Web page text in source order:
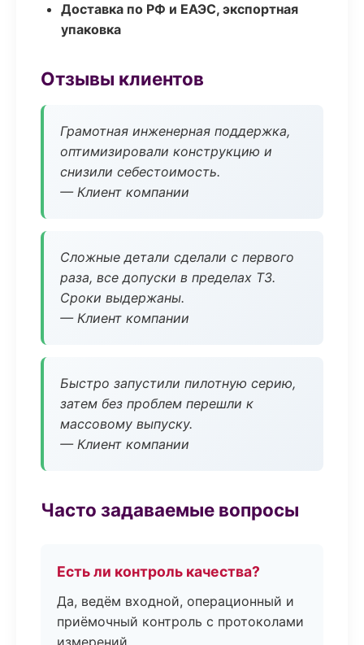
Доставка по РФ и ЕАЭС, экспортная
упаковка
Отзывы клиентов
Грамотная инженерная поддержка,
оптимизировали конструкцию и
снизили себестоимость.
— Клиент компании
Сложные детали сделали с первого
раза, все допуски в пределах ТЗ.
Сроки выдержаны.
— Клиент компании
Быстро запустили пилотную серию,
затем без проблем перешли к
массовому выпуску.
— Клиент компании
Часто задаваемые вопросы
Есть ли контроль качества?
Да, ведём входной, операционный и
приёмочный контроль с протоколами
измерений.